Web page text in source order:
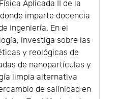
Aplicada II de la
imparte docencia
Ingeniería. En el
investiga sobre las
y reológicas de
de nanopartículas y
limpia alternativa
de salinidad en